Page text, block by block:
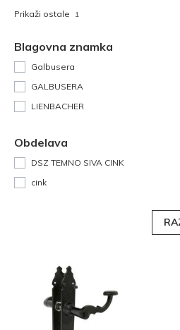
Prikaži ostale 1
Blagovna znamka
Galbusera
GALBUSERA
LIENBACHER
Obdelava
DSZ TEMNO SIVA CINK
cink